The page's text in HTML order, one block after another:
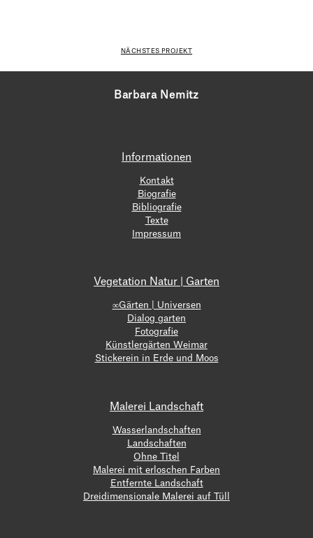
NÄCHSTES PROJEKT
Barbara Nemitz
Informationen
Kontakt
Biografie
Bibliografie
Texte
Impressum
Vegetation Natur | Garten
∞Gärten | Universen
Dialog garten
Fotografie
Künstlergärten Weimar
Stickerein in Erde und Moos
Malerei Landschaft
Wasserlandschaften
Landschaften
Ohne Titel
Malerei mit erloschen Farben
Entfernte Landschaft
Dreidimensionale Malerei auf Tüll